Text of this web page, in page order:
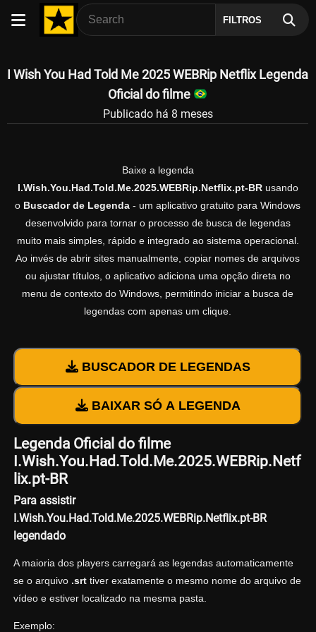
FILTROS
I Wish You Had Told Me 2025 WEBRip Netflix Legenda
Oficial do filme
Publicado há 8 meses
Baixe a legenda
I.Wish.You.Had.Told.Me.2025.WEBRip.Netflix.pt-BRusando
o Buscador de Legenda - um aplicativo gratuito para Windows
desenvolvido para tornar o processo de busca de legendas
muito mais simples, rápido e integrado ao sistema operacional.
Ao invés de abrir sites manualmente, copiar nomes de arquivos
ou ajustar títulos, o aplicativo adiciona uma opção direta no
menu de contexto do Windows, permitindo iniciar a busca de
legendas com apenas um clique.
BUSCADOR DE LEGENDAS
BAIXAR SÓ A LEGENDA
Legenda Oficial do filme
I.Wish.You.Had.Told.Me.2025.WEBRip.Netf
lix.pt-BR
Para assistir
I.Wish.You.Had.Told.Me.2025.WEBRip.Netflix.pt-BR
legendado
A maioria dos players carregará as legendas automaticamente
se o arquivo .srttiver exatamente o mesmo nome do arquivo de
vídeo e estiver localizado na mesma pasta.
Exemplo: